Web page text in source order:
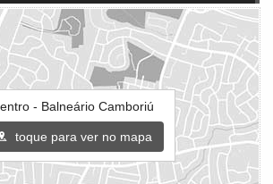
- Balneário Camboriú
toque para ver no mapa